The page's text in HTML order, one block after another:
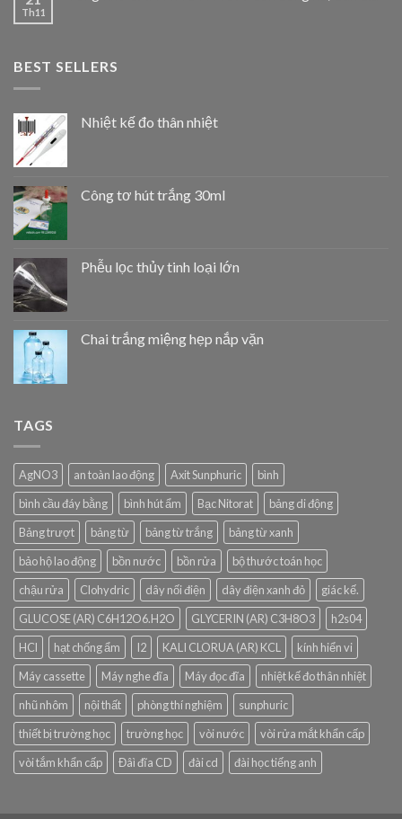
Th11
BEST SELLERS
Nhiệt kế đo thân nhiệt
Công tơ hút trắng 30ml
Phễu lọc thủy tinh loại lớn
Chai trắng miệng hẹp nắp vặn
TAGS
AgNO3 an toàn lao động Axit Sunphuric
bình
bình cầu đáy bằng
bình hút ẩm Bạc Nitorat
bảng di động
Bảng trượt
bảng từ bảng từ trắng
bảng từ xanh
bảo hộ lao động
bồn nước bồn rửa
bộ thước toán học
chậu rửa
Clohydric dây nối điện dây điện xanh đỏ
giác kế.
GLUCOSE (AR) C6H12O6.H2O
GLYCERIN (AR) C3H8O3
h2s04
HCl
hạt chống ẩm I2 KALI CLORUA (AR) KCL
kính hiển vi
Máy cassette
Máy nghe đĩa Máy đọc đĩa
nhiệt kế đo thân nhiệt
nhũ nhôm
nội thất phòng thí nghiệm
sunphuric
thiết bị trường học
trường học vòi nước
vòi rửa mắt khẩn cấp
vòi tắm khẩn cấp
Đâì đĩa CD đài cd đài học tiếng anh